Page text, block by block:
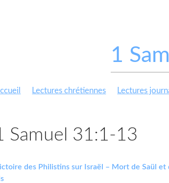
1
Lectures chrétiennes Lectures
Samuel 31:1-13
des Philistins sur Israël – Mort de Saül et